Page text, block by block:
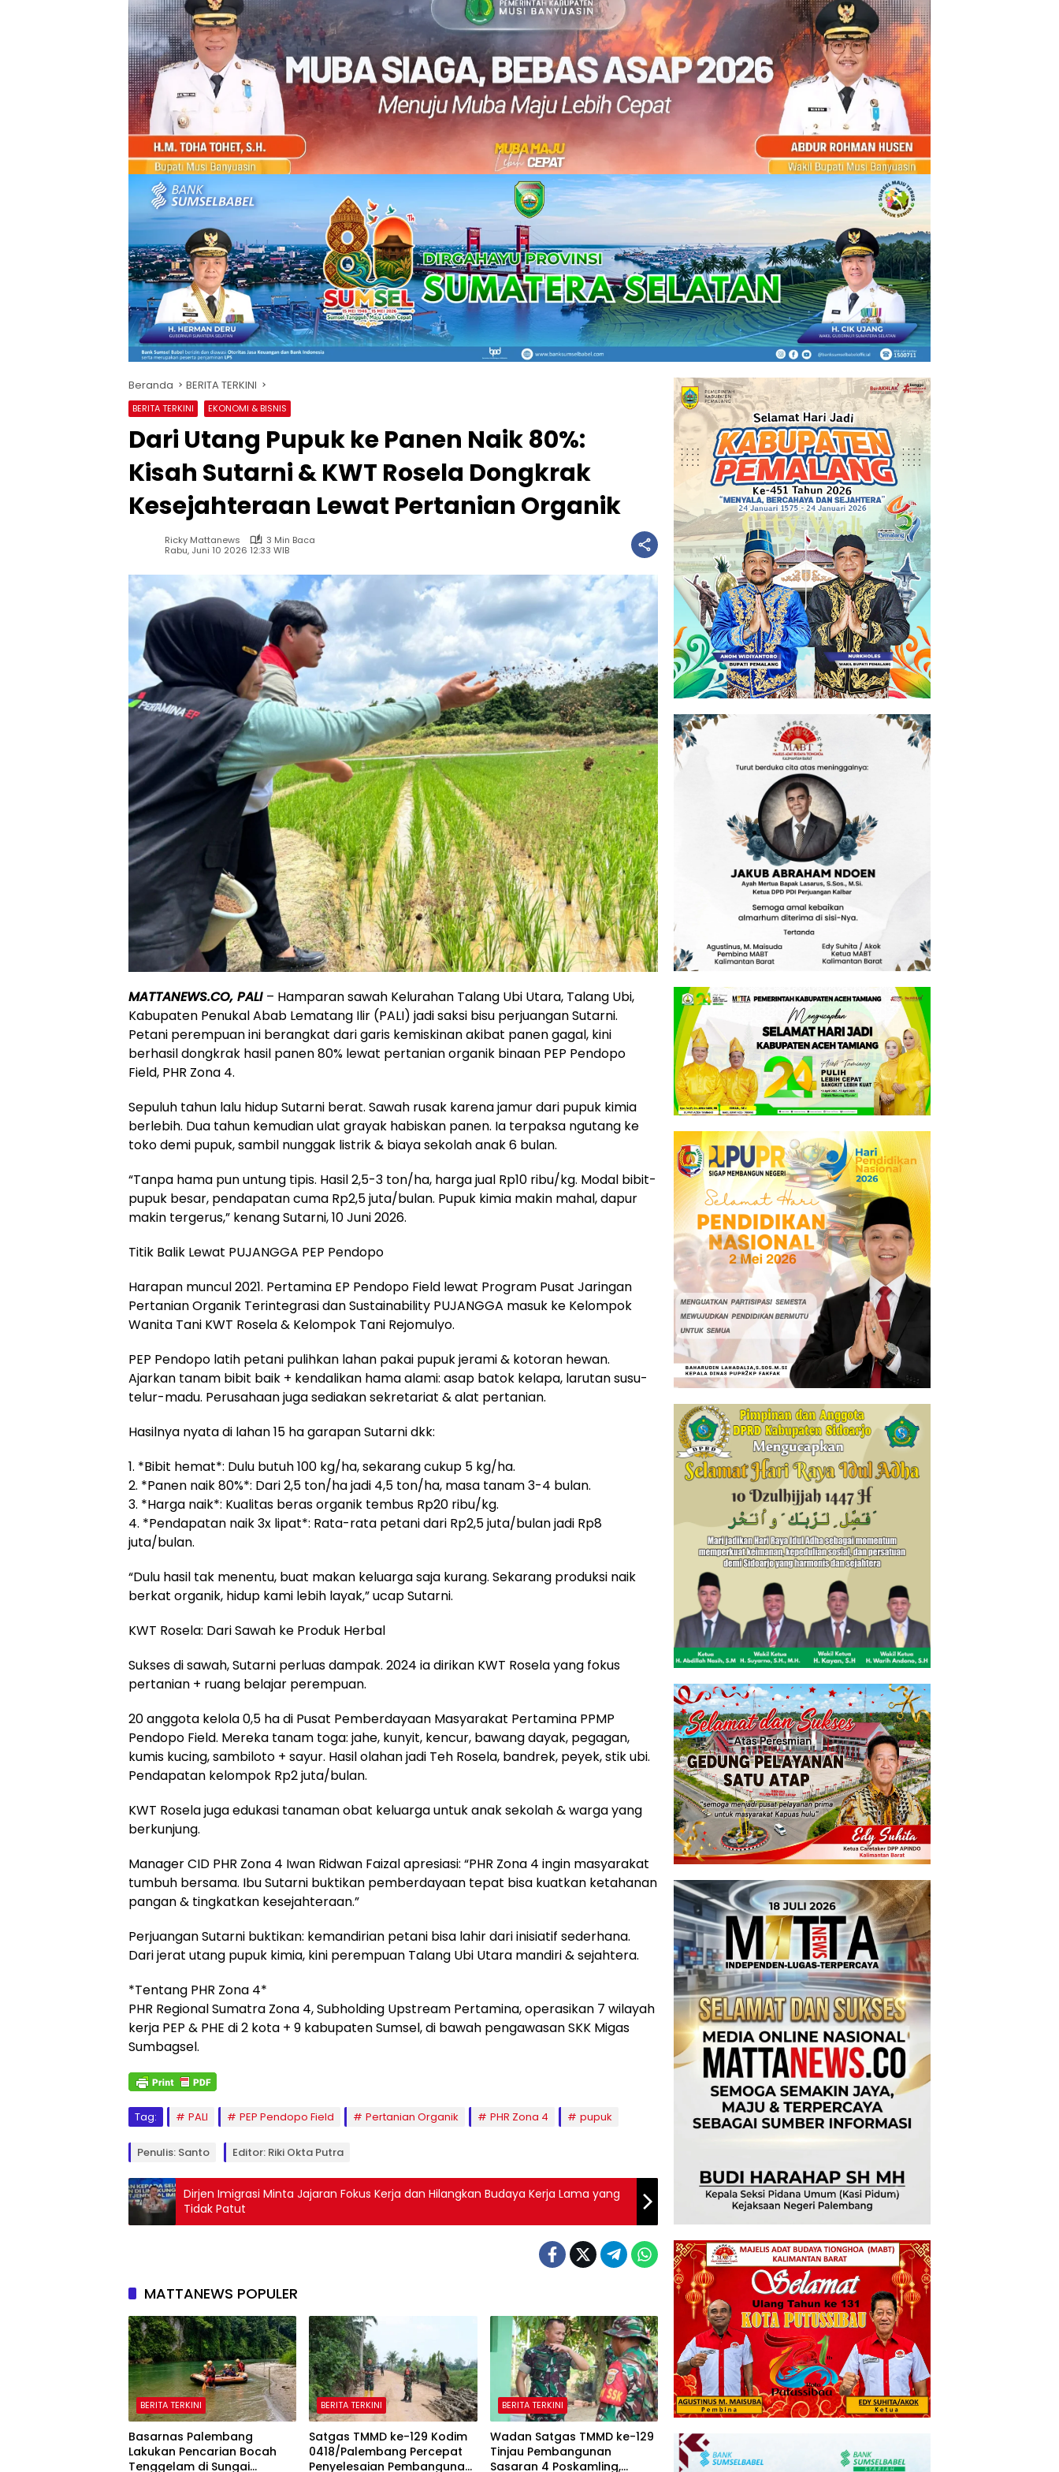
Beranda BERITA TERKINI
BERITA TERKINI EKONOMI & BISNIS
Dari Utang Pupuk ke Panen Naik 80%:
Kisah Sutarni & KWT Rosela Dongkrak
Kesejahteraan Lewat Pertanian Organik
Ricky Mattanews
3 Min Baca
Rabu, Juni 10 2026 12:33 WIB
MATTANEWS.CO, PALI – Hamparan sawah Kelurahan Talang Ubi Utara, Talang Ubi,
Kabupaten Penukal Abab Lematang Ilir (PALI) jadi saksi bisu perjuangan Sutarni.
Petani perempuan ini berangkat dari garis kemiskinan akibat panen gagal, kini
berhasil dongkrak hasil panen 80% lewat pertanian organik binaan PEP Pendopo
Field, PHR Zona 4.
Sepuluh tahun lalu hidup Sutarni berat. Sawah rusak karena jamur dari pupuk kimia
berlebih. Dua tahun kemudian ulat grayak habiskan panen. Ia terpaksa ngutang ke
toko demi pupuk, sambil nunggak listrik & biaya sekolah anak 6 bulan.
“Tanpa hama pun untung tipis. Hasil 2,5-3 ton/ha, harga jual Rp10 ribu/kg. Modal bibit-
pupuk besar, pendapatan cuma Rp2,5 juta/bulan. Pupuk kimia makin mahal, dapur
makin tergerus,” kenang Sutarni, 10 Juni 2026.
Titik Balik Lewat PUJANGGA PEP Pendopo
Harapan muncul 2021. Pertamina EP Pendopo Field lewat Program Pusat Jaringan
Pertanian Organik Terintegrasi dan Sustainability PUJANGGA masuk ke Kelompok
Wanita Tani KWT Rosela & Kelompok Tani Rejomulyo.
PEP Pendopo latih petani pulihkan lahan pakai pupuk jerami & kotoran hewan.
Ajarkan tanam bibit baik + kendalikan hama alami: asap batok kelapa, larutan susu-
telur-madu. Perusahaan juga sediakan sekretariat & alat pertanian.
Hasilnya nyata di lahan 15 ha garapan Sutarni dkk:
1. *Bibit hemat*: Dulu butuh 100 kg/ha, sekarang cukup 5 kg/ha.
2. *Panen naik 80%*: Dari 2,5 ton/ha jadi 4,5 ton/ha, masa tanam 3-4 bulan.
3. *Harga naik*: Kualitas beras organik tembus Rp20 ribu/kg.
4. *Pendapatan naik 3x lipat*: Rata-rata petani dari Rp2,5 juta/bulan jadi Rp8
juta/bulan.
“Dulu hasil tak menentu, buat makan keluarga saja kurang. Sekarang produksi naik
berkat organik, hidup kami lebih layak,” ucap Sutarni.
KWT Rosela: Dari Sawah ke Produk Herbal
Sukses di sawah, Sutarni perluas dampak. 2024 ia dirikan KWT Rosela yang fokus
pertanian + ruang belajar perempuan.
20 anggota kelola 0,5 ha di Pusat Pemberdayaan Masyarakat Pertamina PPMP
Pendopo Field. Mereka tanam toga: jahe, kunyit, kencur, bawang dayak, pegagan,
kumis kucing, sambiloto + sayur. Hasil olahan jadi Teh Rosela, bandrek, peyek, stik ubi.
Pendapatan kelompok Rp2 juta/bulan.
KWT Rosela juga edukasi tanaman obat keluarga untuk anak sekolah & warga yang
berkunjung.
Manager CID PHR Zona 4 Iwan Ridwan Faizal apresiasi: “PHR Zona 4 ingin masyarakat
tumbuh bersama. Ibu Sutarni buktikan pemberdayaan tepat bisa kuatkan ketahanan
pangan & tingkatkan kesejahteraan.”
Perjuangan Sutarni buktikan: kemandirian petani bisa lahir dari inisiatif sederhana.
Dari jerat utang pupuk kimia, kini perempuan Talang Ubi Utara mandiri & sejahtera.
*Tentang PHR Zona 4*
PHR Regional Sumatra Zona 4, Subholding Upstream Pertamina, operasikan 7 wilayah
kerja PEP & PHE di 2 kota + 9 kabupaten Sumsel, di bawah pengawasan SKK Migas
Sumbagsel.
Tag: PALI PEP Pendopo Field Pertanian Organik PHR Zona 4 pupuk
Penulis: Santo Editor: Riki Okta Putra
Dirjen Imigrasi Minta Jajaran Fokus Kerja dan Hilangkan Budaya Kerja Lama yang
Tidak Patut
MATTANEWS POPULER
BERITA TERKINI
Basarnas Palembang
Lakukan Pencarian Bocah
Tenggelam di Sungai
BERITA TERKINI
Satgas TMMD ke-129 Kodim
0418/Palembang Percepat
Penyelesaian Pembangunan
BERITA TERKINI
Wadan Satgas TMMD ke-129
Tinjau Pembangunan
Sasaran 4 Poskamling,